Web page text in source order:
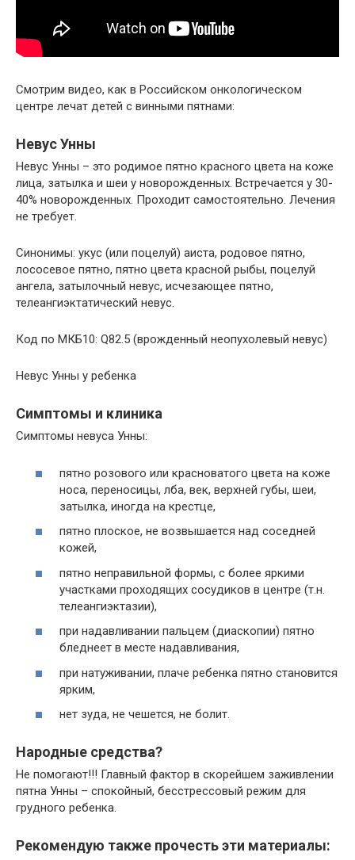
Смотрим видео, как в Российском онкологическом
центре лечат детей с винными пятнами:
Невус Унны
Невус Унны – это родимое пятно красного цвета на коже
лица, затылка и шеи у новорожденных. Встречается у 30-
40% новорожденных. Проходит самостоятельно. Лечения
не требует.
Синонимы: укус (или поцелуй) аиста, родовое пятно,
лососевое пятно, пятно цвета красной рыбы, поцелуй
ангела, затылочный невус, исчезающее пятно,
телеангиэктатический невус.
Код по МКБ10: Q82.5 (врожденный неопухолевый невус)
Невус Унны у ребенка
Симптомы и клиника
Симптомы невуса Унны:
пятно розового или красноватого цвета на коже
носа, переносицы, лба, век, верхней губы, шеи,
затылка, иногда на крестце,
пятно плоское, не возвышается над соседней
кожей,
пятно неправильной формы, с более яркими
участками проходящих сосудиков в центре (т.н.
телеангиэктазии),
при надавливании пальцем (диаскопии) пятно
бледнеет в месте надавливания,
при натуживании, плаче ребенка пятно становится
ярким,
нет зуда, не чешется, не болит.
Народные средства?
Не помогают!!! Главный фактор в скорейшем заживлении
пятна Унны – спокойный, бесстрессовый режим для
грудного ребенка.
Рекомендую также прочесть эти материалы: